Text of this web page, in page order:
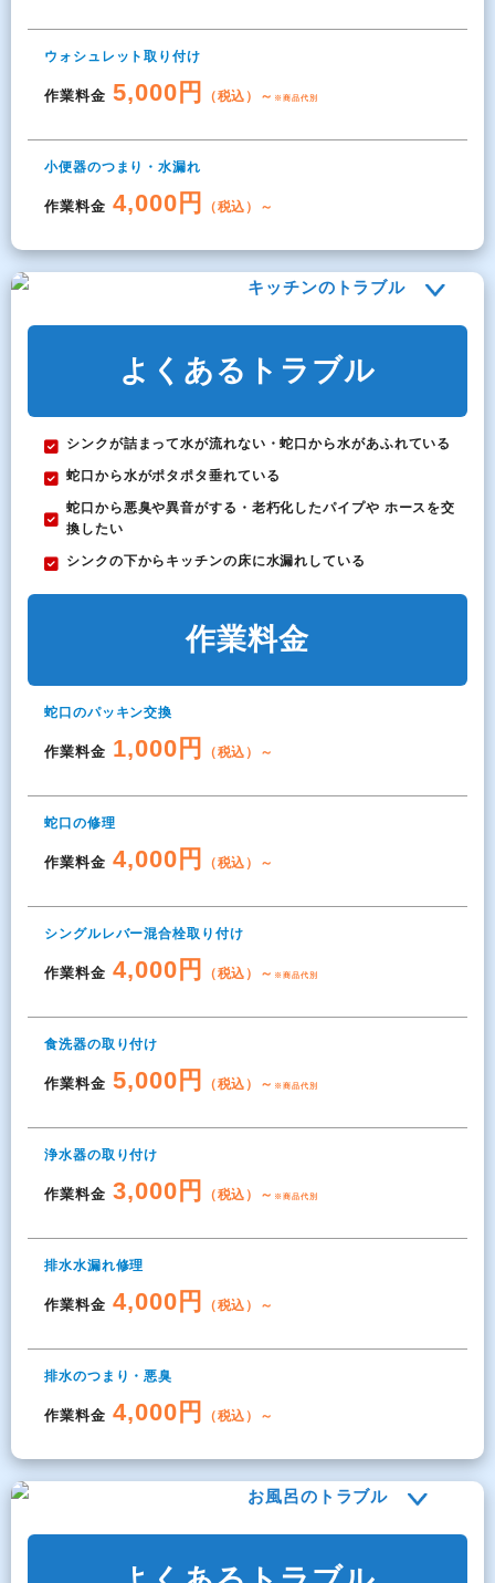
ウォシュレット取り付け
作業料金 5,000円 （税込）～ ※商品代別
小便器のつまり・水漏れ
作業料金 4,000円 （税込）～
キッチンのトラブル
よくあるトラブル
シンクが詰まって水が流れない・蛇口から水があふれている
蛇口から水がポタポタ垂れている
蛇口から悪臭や異音がする・老朽化したパイプや ホースを交
換したい
シンクの下からキッチンの床に水漏れしている
作業料金
蛇口のパッキン交換
作業料金 1,000円 （税込）～
蛇口の修理
作業料金 4,000円 （税込）～
シングルレバー混合栓取り付け
作業料金 4,000円 （税込）～ ※商品代別
食洗器の取り付け
作業料金 5,000円 （税込）～ ※商品代別
浄水器の取り付け
作業料金 3,000円 （税込）～ ※商品代別
排水水漏れ修理
作業料金 4,000円 （税込）～
排水のつまり・悪臭
作業料金 4,000円 （税込）～
お風呂のトラブル